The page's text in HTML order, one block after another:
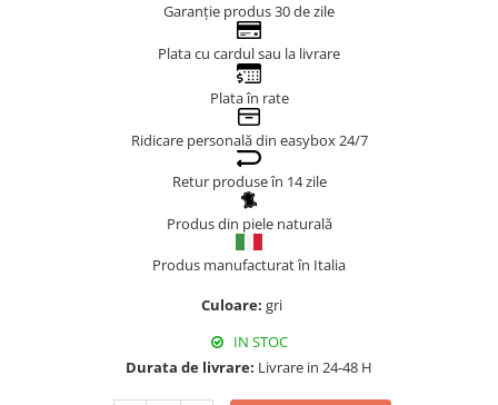
Garanție produs 30 de zile
Plata cu cardul sau la livrare
Plata în rate
Ridicare personală din easybox 24/7
Retur produse în 14 zile
Produs din piele naturală
Produs manufacturat în Italia
Culoare: gri
IN STOC
Durata de livrare: Livrare in 24-48 H